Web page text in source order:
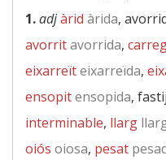
1.adjàrid àrida,
avorritavorrida,
eixarreïteixarreïda,
ensopitensopida,
interminable, llarg
oiós oiosa, pesat